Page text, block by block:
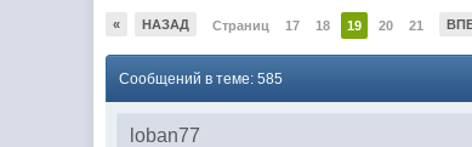
« НАЗАД Страниц 17 18 19 20 21
Сообщений в теме: 585
loban77